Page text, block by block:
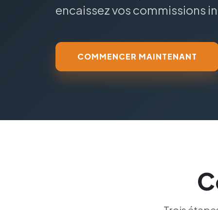
encaissez vos commissions
COMMENCER MAINTENANT